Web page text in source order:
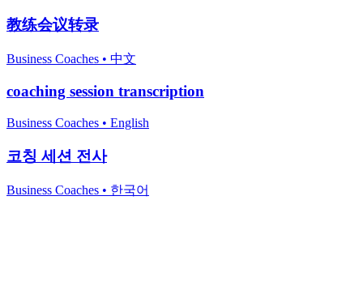
教练会议转录
Business Coaches • 中文
coaching session transcription
Business Coaches • English
코칭 세션 전사
Business Coaches • 한국어